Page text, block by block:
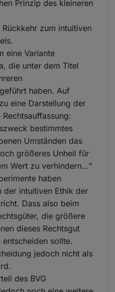
Prinzip des kleineren
zum intuitiven
eine Variante
die unter dem Titel
haben. Auf
eine Darstellung der
bestimmtes
Umständen das
größeres Unheil für
Wert zu verhindern…“
haben
der intuitiven Ethik der
Dass also beim
die größere
dieses Rechtsgut
sollte.
jedoch nicht als
des BVG